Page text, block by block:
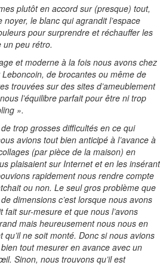
plutôt en accord sur (presque) tout,
le blanc qui agrandit l’espace
pour surprendre et réchauffer les
un peu rétro.
et moderne à la fois nous avons chez
de brocantes ou même de
trouvées sur des sites d’ameublement
l’équilibre parfait pour être ni trop
».
trop grosses difficultés en ce qui
avions tout bien anticipé à l’avance à
(par pièce de la maison) en
plaisaient sur Internet et en les insérant
rapidement nous rendre compte
ou non. Le seul gros problème que
dimensions c’est lorsque nous avons
sur-mesure et que nous l’avons
mais heureusement nous nous en
ne soit monté. Donc si nous avions
tout mesurer en avance avec un
Sinon, nous trouvons qu’il est